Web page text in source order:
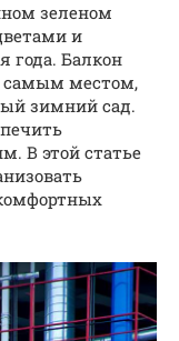
зеленом
и
года. Балкон
самым местом,
зимний сад.
В этой статье